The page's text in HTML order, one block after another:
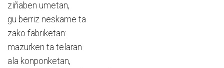
ziñaben umetan,
gu berriz neskame ta
zako fabriketan:
mazurken ta telaran
ala konponketan,